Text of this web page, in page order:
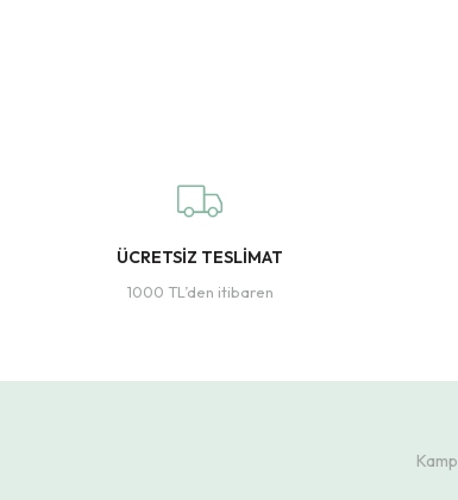
ÜCRETSİZ TESLİMAT
1000 TL’den itibaren